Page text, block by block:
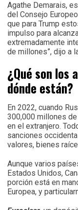
Agathe Demarais,
del Consejo
que para Trump
impulso para
extremadamente
de millones”, dijo a
¿Qué son los
dónde están?
En 2022, cuando
300,000 millones
en el extranjero.
sanciones
valores, bienes
Aunque varios
Estados Unidos,
porción está en
Europea, y